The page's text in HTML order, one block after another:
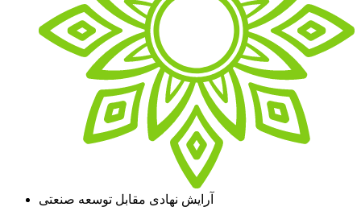
آرایش نهادی مقابل توسعه صنعتی